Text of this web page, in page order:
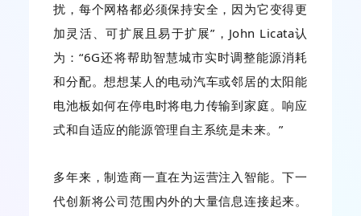
扰，每个网格都必须保持安全，因为它变得更
加灵活、可扩展且易于扩展”，John Licata认
为：“6G还将帮助智慧城市实时调整能源消耗
和分配。想想某人的电动汽车或邻居的太阳能
电池板如何在停电时将电力传输到家庭。响应
式和自适应的能源管理自主系统是未来。”
多年来，制造商一直在为运营注入智能。下一
代创新将公司范围内外的大量信息连接起来。